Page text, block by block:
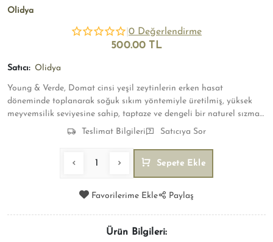
Olidya
0 Değerlendirme
500.00 TL
Satıcı: Olidya
Young & Verde, Domat cinsi yeşil zeytinlerin erken hasat
döneminde toplanarak soğuk sıkım yöntemiyle üretilmiş, yüksek
meyvemsilik seviyesine sahip, taptaze ve dengeli bir naturel sızma
zeytinyağıdır. %0,3 serbest asit oranı ile hem lezzet hem sağlık
Teslimat Bilgileri Satıcıya Sor
Sepete Ekle
Favorilerime Ekle Paylaş
Ürün Bilgileri: